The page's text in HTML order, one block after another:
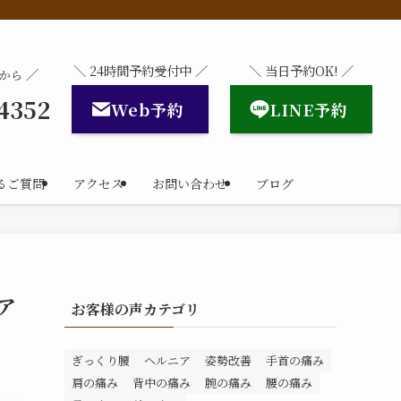
ご質問 アクセス お問い合わせ ブログ
ら ／ ＼ 24時間予約受付中 ／
Web予約
＼ 当日予約OK! ／
LINE予約
お客様の声カテゴリ
ぎっくり腰 ヘルニア 姿勢改善
手首の痛み
肩の痛み
背中の痛み 腕の痛み
腰の痛み